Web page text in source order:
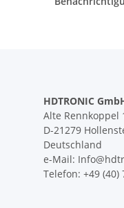
HDTRONIC
Alte Rennkoppel
D-21279
Deutschland
e-Mail:
Telefon: +49 (40)